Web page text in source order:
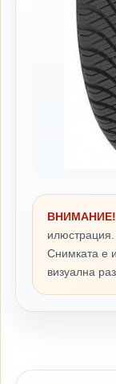
ВНИМАНИЕ!
Снимката е
визуална